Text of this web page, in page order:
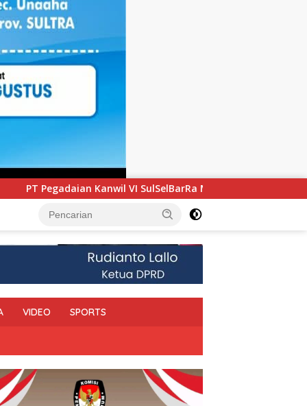
Maluku Luncurkan Program PANDE EMAS untuk
VIDEO SPORTS